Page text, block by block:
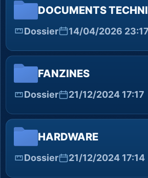
DOCUMENTS
Dossier 14/04/2026 23:17
FANZINES
Dossier 21/12/2024 17:17
HARDWARE
Dossier 21/12/2024 17:14